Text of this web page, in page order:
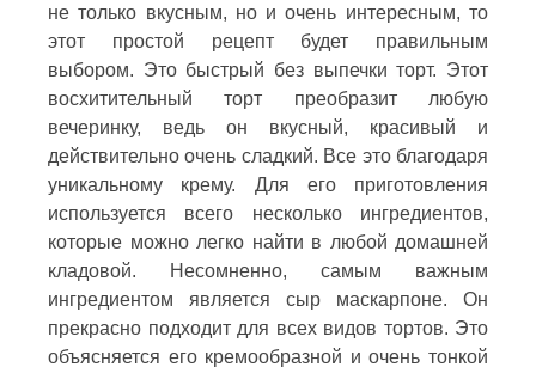
не только вкусным, но и очень интересным, то
этот простой рецепт будет правильным
выбором. Это быстрый без выпечки торт. Этот
восхитительный торт преобразит любую
вечеринку, ведь он вкусный, красивый и
действительно очень сладкий. Все это благодаря
уникальному крему. Для его приготовления
используется всего несколько ингредиентов,
которые можно легко найти в любой домашней
кладовой. Несомненно, самым важным
ингредиентом является сыр маскарпоне. Он
прекрасно подходит для всех видов тортов. Это
объясняется его кремообразной и очень тонкой